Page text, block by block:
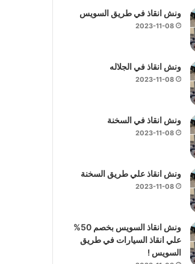
ونش انقاذ في طريق السويس
2023-11-08
ونش انقاذ في الجلاله
2023-11-08
ونش انقاذ في السخنة
2023-11-08
ونش انقاذ علي طريق السخنة
2023-11-08
ونش انقاذ السويس بخصم 50%
علي انقاذ السيارات في طريق
السويس !